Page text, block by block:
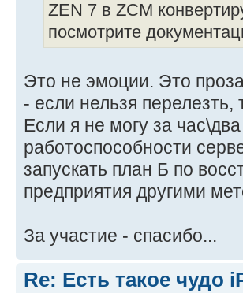
ZEN 7 в ZCM
посмотрите
Это не эмоции. Это
- если нельзя перелезть,
Если я не могу за
работоспособности
запускать план Б по
предприятия другими
За участие - спасибо...
Re: Есть такое чудо